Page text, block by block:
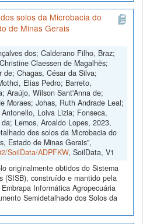
solos da Microbacia do
de Minas Gerais
dos; Calderano Filho, Braz;
Claessen de Magalhẽs;
de; Chagas, César da Silva;
Elias Pedro; Barreto,
Araújo, Wilson Sant'Anna de;
Moraes; Johas, Ruth Andrade Leal;
Loiva Lizia; Fonseca,
Lemos, Aroaldo Lopes, 2023,
dos solos da Microbacia do
Estado de Minas Gerais",
SoilData/ADPFKW, SoilData, V1
originalmente obtidos do Sistema
(SISB), construído e mantido pela
Informática Agropecuária
Semidetalhado dos Solos da